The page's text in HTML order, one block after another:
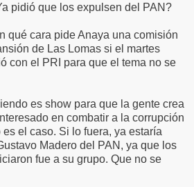
pidió que los expulsen del PAN?
qué cara pide Anaya una comisión
de Las Lomas si el martes
con el PRI para que el tema no se
es show para que la gente crea
en combatir a la corrupción
el caso. Si lo fuera, ya estaría
Madero del PAN, ya que los
fue a su grupo. Que no se